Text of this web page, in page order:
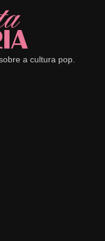
a cultura pop.